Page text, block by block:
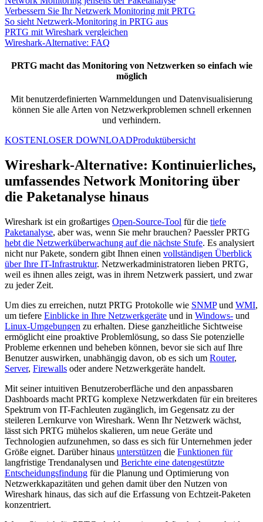
Verbessern Sie Ihr Netzwerk Monitoring mit PRTG
So sieht Netzwerk-Monitoring in PRTG aus
PRTG mit Wireshark vergleichen
Wireshark-Alternative: FAQ
PRTG macht das Monitoring von Netzwerken so einfach wie
möglich
Mit benutzerdefinierten Warnmeldungen und Datenvisualisierung
können Sie alle Arten von Netzwerkproblemen schnell erkennen
und verhindern.
KOSTENLOSER DOWNLOADProduktübersicht
Wireshark-Alternative: Kontinuierliches,
umfassendes Network Monitoring über
die Paketanalyse hinaus
Wireshark ist ein großartiges Open-Source-Tool für die tiefe
Paketanalyse, aber was, wenn Sie mehr brauchen? Paessler PRTG
hebt die Netzwerküberwachung auf die nächste Stufe. Es analysiert
nicht nur Pakete, sondern gibt Ihnen einen vollständigen Überblick
über Ihre IT-Infrastruktur. Netzwerkadministratoren lieben PRTG,
weil es ihnen alles zeigt, was in ihrem Netzwerk passiert, und zwar
zu jeder Zeit.
Um dies zu erreichen, nutzt PRTG Protokolle wie SNMPund WMI,
um tiefere Einblicke in Ihre Netzwerkgeräte und in Windows- und
Linux-Umgebungen zu erhalten. Diese ganzheitliche Sichtweise
ermöglicht eine proaktive Problemlösung, so dass Sie potenzielle
Probleme erkennen und beheben können, bevor sie sich auf Ihre
Benutzer auswirken, unabhängig davon, ob es sich um Router,
Server, Firewalls oder andere Netzwerkgeräte handelt.
Mit seiner intuitiven Benutzeroberfläche und den anpassbaren
Dashboards macht PRTG komplexe Netzwerkdaten für ein breiteres
Spektrum von IT-Fachleuten zugänglich, im Gegensatz zu der
steileren Lernkurve von Wireshark. Wenn Ihr Netzwerk wächst,
lässt sich PRTG mühelos skalieren, um neue Geräte und
Technologien aufzunehmen, so dass es sich für Unternehmen jeder
Größe eignet. Darüber hinaus unterstützen die Funktionen für
langfristige Trendanalysen und Berichte eine datengestützte
Entscheidungsfindung für die Planung und Optimierung von
Netzwerkkapazitäten und gehen damit über den Nutzen von
Wireshark hinaus, das sich auf die Erfassung von Echtzeit-Paketen
konzentriert.